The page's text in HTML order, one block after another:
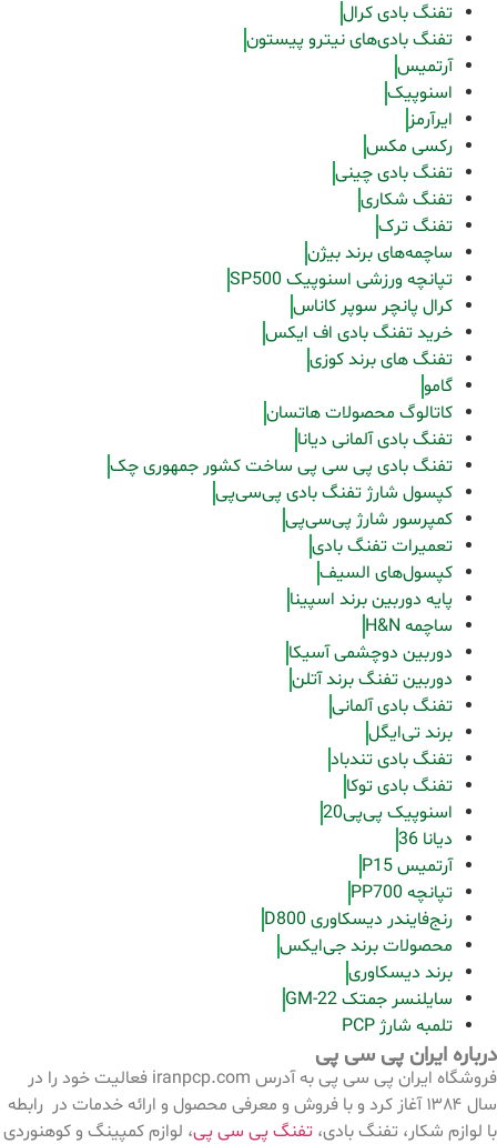
تفنگ بادی کرال
تفنگ بادی‌های نیترو پیستون
آرتمیس
اسنوپیک
ایرآرمز
رکسی مکس
تفنگ بادی چینی
تفنگ شکاری
تفنگ ترک
ساچمه‌های برند بیژن
تپانچه ورزشی اسنوپیک SP500
کرال پانچر سوپر کاناس
خرید تفنگ بادی اف ایکس
تفنگ های برند کوزی
گامو
کاتالوگ محصولات هاتسان
تفنگ بادی آلمانی دیانا
تفنگ بادی پی سی پی ساخت کشور جمهوری چک
کپسول شارژ تفنگ بادی پی‌سی‌پی
کمپرسور شارژ پی‌سی‌پی
تعمیرات تفنگ بادی
کپسول‌های السیف
پایه دوربین برند اسپینا
ساچمه H&N
دوربین دوچشمی آسیکا
دوربین تفنگ برند آتلن
تفنگ بادی آلمانی
برند تی‌ایگل
تفنگ بادی تندباد
تفنگ بادی توکا
اسنوپیک پی‌پی20
دیانا 36
آرتمیس P15
تپانچه PP700
رنج‌فایندر دیسکاوری D800
محصولات برند جی‌ایکس
برند دیسکاوری
سایلنسر جمتک GM-22
تلمبه شارژ PCP
درباره ایران پی سی پی
فروشگاه ایران پی سی پی به آدرس iranpcp.com فعالیت خود را در
سال ۱۳۸۴ آغاز کرد و با فروش و معرفی محصول و ارائه خدمات در رابطه
با لوازم شکار، تفنگ بادی، تفنگ پی سی پی، لوازم کمپینگ و کوهنوردی